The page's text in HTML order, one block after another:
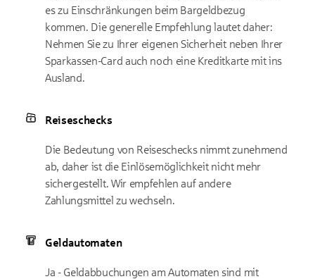
es zu Einschränkungen beim Bargeldbezug
kommen. Die generelle Empfehlung lautet daher:
Nehmen Sie zu Ihrer eigenen Sicherheit neben Ihrer
Sparkassen-Card auch noch eine Kreditkarte mit ins
Ausland.
Reiseschecks
Die Bedeutung von Reiseschecks nimmt zunehmend
ab, daher ist die Einlösemöglichkeit nicht mehr
sichergestellt. Wir empfehlen auf andere
Zahlungsmittel zu wechseln.
Geldautomaten
Ja - Geldabbuchungen am Automaten sind mit